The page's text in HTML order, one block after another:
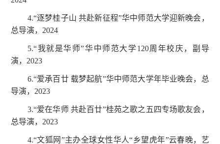
4.“逐梦桂子山 共赴新征程”华中师范大学迎新晚会，
总导演，2024
5.“我就是华师”华中师范大学120周年校庆，副导
演，2023
6.“爱承百廿 载梦起航”华中师范大学年毕业晚会，总
导演，2023
3.“爱在华师 共赴百廿”桂苑之歌之五四专场歌友会，
总导演，2023
4.“文狐网”主办全球女性华人“乡望虎年”云春晚，艺